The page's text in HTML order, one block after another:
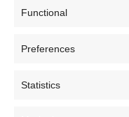
Functional
Preferences
Statistics